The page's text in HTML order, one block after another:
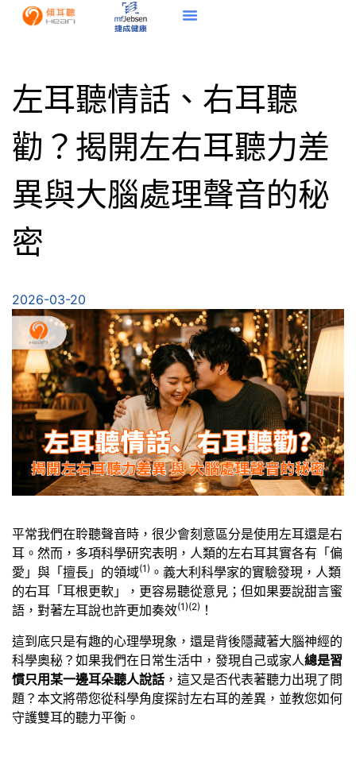
左耳聽情話、右耳聽
勸？揭開左右耳聽力差
異與大腦處理聲音的秘
密
2026-03-20
平常我們在聆聽聲音時，很少會刻意區分是使用左耳還是右
耳。然而，多項科學研究表明，人類的左右耳其實各有「偏
愛」與「擅長」的領域(1) 。義大利科學家的實驗發現，人類
的右耳「耳根更軟」，更容易聽從意見；但如果要說甜言蜜
語，對著左耳說也許更加奏效(1)(2) ！
這到底只是有趣的心理學現象，還是背後隱藏著大腦神經的
科學奧秘？如果我們在日常生活中，發現自己或家人總是習
慣只用某一邊耳朵聽人說話 ，這又是否代表著聽力出現了問
題？本文將帶您從科學角度探討左右耳的差異，並教您如何
守護雙耳的聽力平衡。